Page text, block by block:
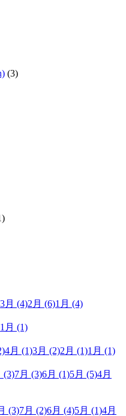
(3)
3月 (4)2月 (6)1月 (4)
1月 (1)
4月 (1)3月 (2)2月 (1)1月 (1)
(3)7月 (3)6月 (1)5月 (5)4月
(3)7月 (2)6月 (4)5月 (1)4月